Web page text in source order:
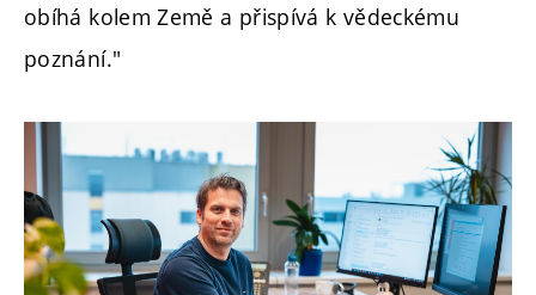
obíhá kolem Země a přispívá k vědeckému
poznání."